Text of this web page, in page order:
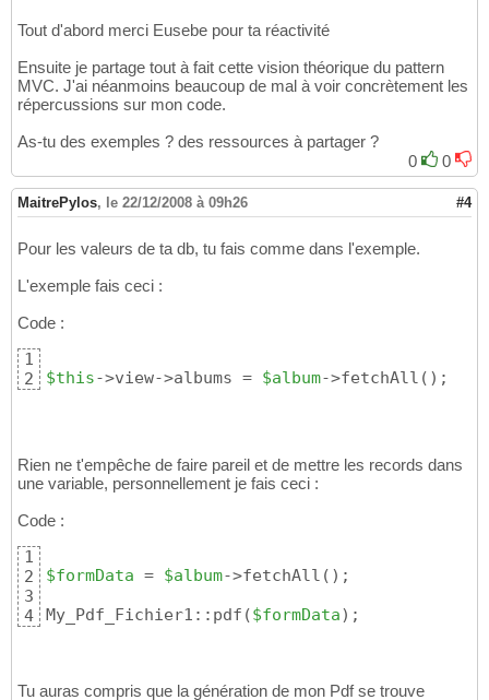
Tout d'abord merci Eusebe pour ta réactivité
Ensuite je partage tout à fait cette vision théorique du pattern
MVC. J'ai néanmoins beaucoup de mal à voir concrètement les
répercussions sur mon code.
As-tu des exemples ? des ressources à partager ?
0
0
MaitrePylos, le 22/12/2008 à 09h26 #4
Pour les valeurs de ta db, tu fais comme dans l'exemple.
L'exemple fais ceci :
Code :
1
2
$this->view->albums = $album->fetchAll ( ) ;
Rien ne t'empêche de faire pareil et de mettre les records dans
une variable, personnellement je fais ceci :
Code :
1
2
3
4
$formData = $album->fetchAll ( ) ;
My_Pdf_Fichier1::pdf ($formData) ;
Tu auras compris que la génération de mon Pdf se trouve